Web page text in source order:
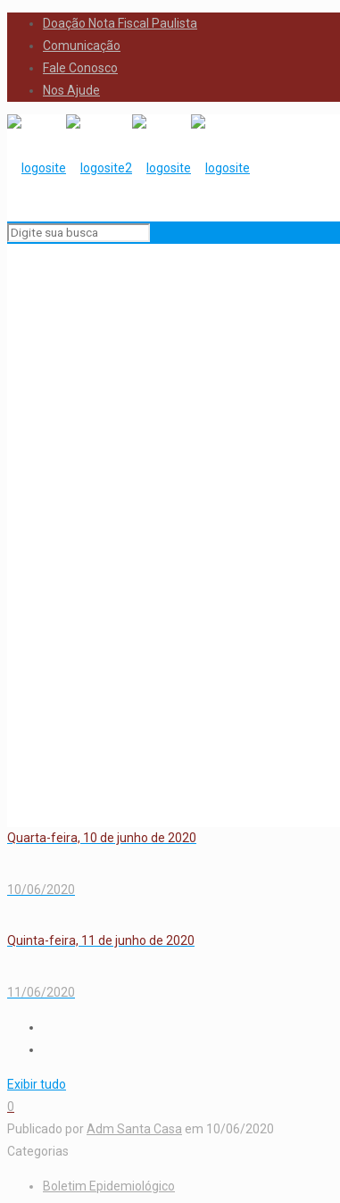
Doação Nota Fiscal Paulista
Comunicação
Fale Conosco
Nos Ajude
Quarta-feira, 10 de junho de 2020
10/06/2020
Quinta-feira, 11 de junho de 2020
11/06/2020
Exibir tudo
0
Publicado por Adm Santa Casa em 10/06/2020
Categorias
Boletim Epidemiológico